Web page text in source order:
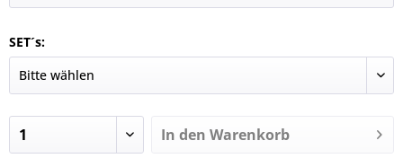
SET´s:
In den Warenkorb